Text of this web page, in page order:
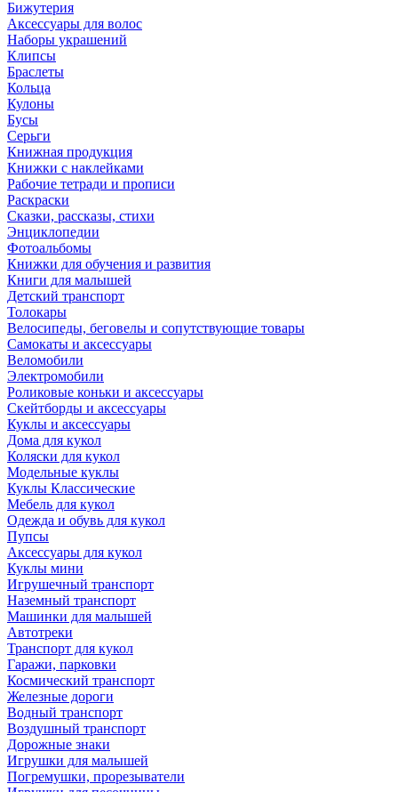
Бижутерия
Аксессуары для волос
Наборы украшений
Клипсы
Браслеты
Кольца
Кулоны
Бусы
Серьги
Книжная продукция
Книжки с наклейками
Рабочие тетради и прописи
Раскраски
Сказки, рассказы, стихи
Энциклопедии
Фотоальбомы
Книжки для обучения и развития
Книги для малышей
Детский транспорт
Толокары
Велосипеды, беговелы и сопутствующие товары
Самокаты и аксессуары
Веломобили
Электромобили
Роликовые коньки и аксессуары
Скейтборды и аксессуары
Куклы и аксессуары
Дома для кукол
Коляски для кукол
Модельные куклы
Куклы Классические
Мебель для кукол
Одежда и обувь для кукол
Пупсы
Аксессуары для кукол
Куклы мини
Игрушечный транспорт
Наземный транспорт
Машинки для малышей
Автотреки
Транспорт для кукол
Гаражи, парковки
Космический транспорт
Железные дороги
Водный транспорт
Воздушный транспорт
Дорожные знаки
Игрушки для малышей
Погремушки, прорезыватели